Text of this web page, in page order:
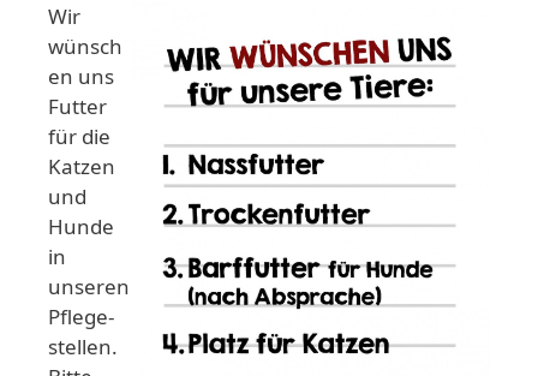
Wir
wünsch
en uns
Futter
für die
Katzen
und
Hunde
in
unseren
Pflege-
stellen.